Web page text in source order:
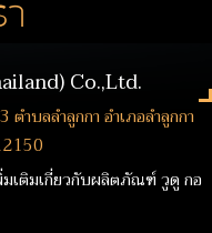
า
Co.,Ltd.
ำบลลำลูกกา อำเภอลำลูกกา
เติมเกี่ยวกับผลิตภัณฑ์ วูดู กอ